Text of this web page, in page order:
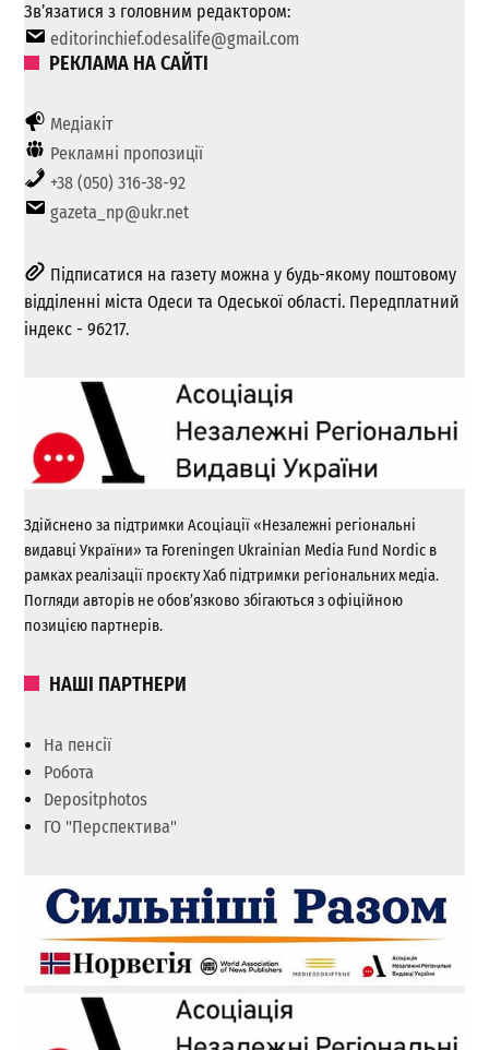
Зв’язатися з головним редактором:
editorinchief.odesalife@gmail.com
РЕКЛАМА НА САЙТІ
Медіакіт
Рекламні пропозиції
+38 (050) 316-38-92
gazeta_np@ukr.net
Підписатися на газету можна у будь-якому поштовому
відділенні міста Одеси та Одеської області. Передплатний
індекс - 96217.
Здійснено за підтримки Асоціації «Незалежні регіональні
видавці України» та Foreningen Ukrainian Media Fund Nordic в
рамках реалізації проєкту Хаб підтримки регіональних медіа.
Погляди авторів не обов’язково збігаються з офіційною
позицією партнерів.
НАШІ ПАРТНЕРИ
На пенсії
Робота
Depositphotos
ГО "Перспектива"